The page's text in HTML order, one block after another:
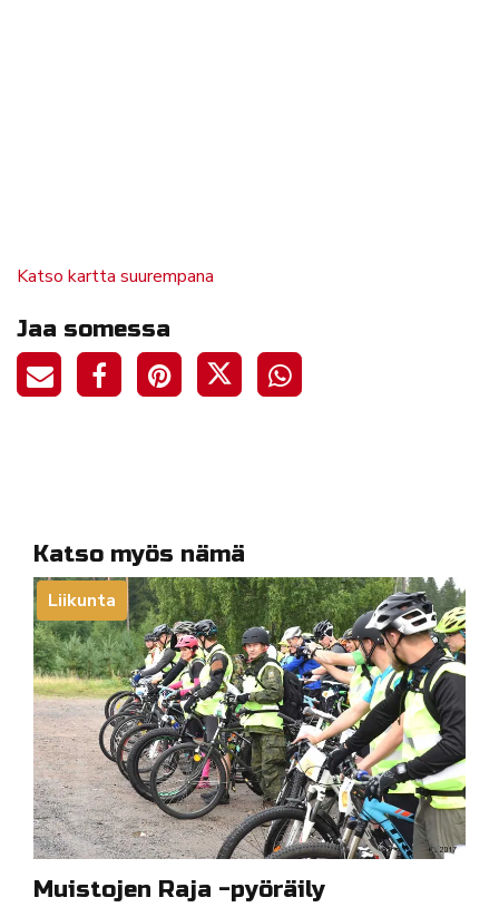
Katso kartta suurempana
Jaa somessa
Katso myös nämä
Liikunta
Muistojen Raja -pyöräily